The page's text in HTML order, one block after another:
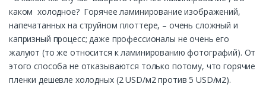
каком холодное? Горячее ламинирование изображений,
напечатанных на струйном плоттере, – очень сложный и
капризный процесс; даже профессионалы не очень его
жалуют (то же относится к ламинированию фотографий). От
этого способа не отказываются только потому, что горячие
пленки дешевле холодных (2 USD/м2 против 5 USD/м2).